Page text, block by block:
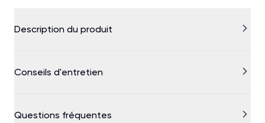
Description du produit
Conseils d'entretien
Questions fréquentes